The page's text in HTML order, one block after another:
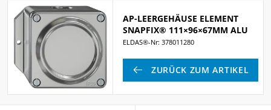
AP-LEERGEHÄUSE ELEMENT
SNAPFIX® 111×96×67MM ALU
ELDAS®-Nr: 378011280
ZURÜCK ZUM ARTIKEL